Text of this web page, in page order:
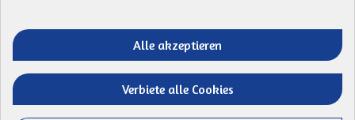
Standardtitel für initiatives
Open Data Dateien herunterladen
Entre vos mains - Collectivité
Entre vos mains - Collectivité
Entre vos mains - Collectivité
Entre vos mains -
Alle akzeptieren
Verbiete alle Cookies